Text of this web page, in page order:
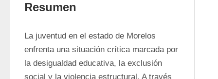
Resumen
La juventud en el estado de Morelos
enfrenta una situación crítica marcada por
la desigualdad educativa, la exclusión
social y la violencia estructural. A través